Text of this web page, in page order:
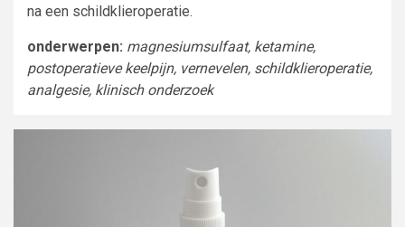
na een schildklieroperatie.
onderwerpen: magnesiumsulfaat, ketamine,
postoperatieve keelpijn, vernevelen, schildklieroperatie,
analgesie, klinisch onderzoek